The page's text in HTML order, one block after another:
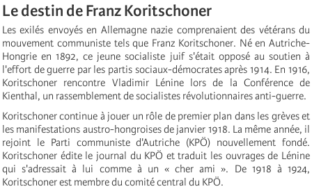
Le destin de Franz Koritschoner
Les exilés envoyés en Allemagne nazie comprenaient des vétérans du
mouvement communiste tels que Franz Koritschoner. Né en Autriche-
Hongrie en 1892, ce jeune socialiste juif s'était opposé au soutien à
l'effort de guerre par les partis sociaux-démocrates après 1914. En 1916,
Koritschoner rencontre Vladimir Lénine lors de la Conférence de
Kienthal, un rassemblement de socialistes révolutionnaires anti-guerre.
Koritschoner continue à jouer un rôle de premier plan dans les grèves et
les manifestations austro-hongroises de janvier 1918. La même année, il
rejoint le Parti communiste d'Autriche (KPÖ) nouvellement fondé.
Koritschoner édite le journal du KPÖ et traduit les ouvrages de Lénine
qui s'adressait à lui comme à un « cher ami ». De 1918 à 1924,
Koritschoner est membre du comité central du KPÖ.